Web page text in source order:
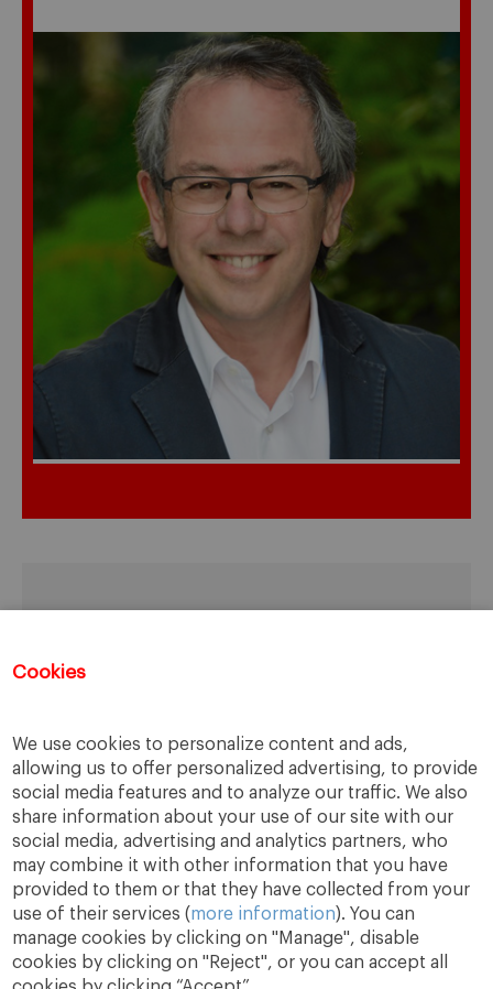
Cookies
We use cookies to personalize content and ads,
allowing us to offer personalized advertising, to provide
social media features and to analyze our traffic. We also
share information about your use of our site with our
social media, advertising and analytics partners, who
may combine it with other information that you have
provided to them or that they have collected from your
use of their services (more information). You can
manage cookies by clicking on "Manage", disable
cookies by clicking on "Reject", or you can accept all